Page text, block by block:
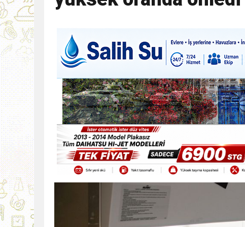
13:49 İran, Hürmüz’de konteyner
13:42 BEROVA: HAYAT
20:30 Cumhurbaşkanı Erhürman